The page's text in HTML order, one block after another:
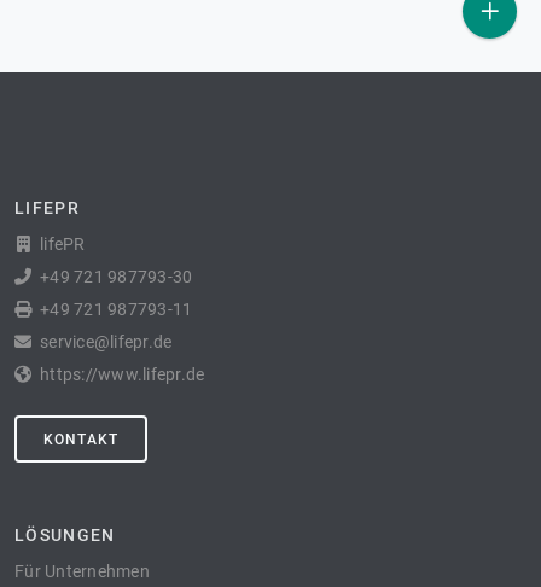
LIFEPR
lifePR
+49 721 987793-30
+49 721 987793-11
service@lifepr.de
https://www.lifepr.de
KONTAKT
LÖSUNGEN
Für Unternehmen